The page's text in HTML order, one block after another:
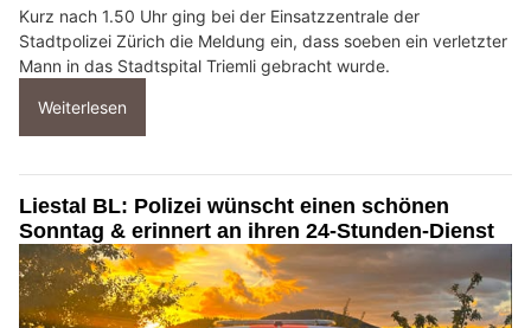
Kurz nach 1.50 Uhr ging bei der Einsatzzentrale der
Stadtpolizei Zürich die Meldung ein, dass soeben ein verletzter
Mann in das Stadtspital Triemli gebracht wurde.
Weiterlesen
Liestal BL: Polizei wünscht einen schönen
Sonntag & erinnert an ihren 24-Stunden-Dienst